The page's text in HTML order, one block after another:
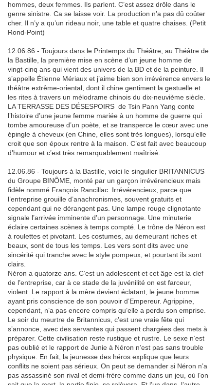
hommes, deux femmes. Ils parlent. C’est assez drôle dans le
genre sinistre. Ca se laisse voir. La production n’a pas dû coûter
cher. Il n’y a qu’un rideau noir, une table et quatre chaises. (Petit
Rond-Point)
12.06.86 - Toujours dans le Printemps du Théâtre, au Théâtre de
la Bastille, la première mise en scène d’un jeune homme de
vingt-cinq ans qui vient des univers de la BD et de la peinture. Il
s’appelle Étienne Mériaux et j’aime bien son irrévérence envers le
théâtre extrême-oriental, dont il chine gentiment la gestuelle et
les rites à travers un mélodrame chinois du dix-neuvième siècle.
LA TERRASSE DES DÉSESPOIRS de Tsin Pann Yang conte
l’histoire d’une jeune femme mariée à un homme de guerre qui
tombe amoureuse d’un poète, et se transperce le cœur avec une
épingle à cheveux (en Chine, elles sont très longues), lorsqu’elle
croit que son époux rentre à la maison. C’est fait avec beaucoup
d’humour et c’est très remarquablement maîtrisé.
12.06.86 - Toujours à la Bastille, voici le singulier BRITANNICUS
du Groupe BINÔME, monté par un garçon irrévérencieux mais
fidèle nommé François Rancillac. Irrévérencieux, parce que
l’entreprise grouille d’anachronismes, souvent gratuits et
cependant qui ne dérangent pas. Une lampe rouge clignotante
signale l’arrivée imminente d’un personnage. Une minuterie
éclaire certaines scènes à temps compté. Le trône de Néron est
à roulettes et pivotant. Les costumes, au demeurant riches et
beaux, sont de tous les temps. Les vers sont dits avec une
sincérité qui tranche avec le style pompeux, et pourtant ils sont
clairs.
Néron a quatorze ans. C’est un adolescent et cet âge est la clef
de l’entreprise, car à ce stade de la juvénilité on est farceur,
violent. Le rapport à la mère devient éclatant, le jeune homme
ayant pris conscience de son pouvoir d’Empereur. Agrippine,
cependant, n’a pas encore compris qu’elle a perdu son emprise.
Le soir du meurtre de Britannicus, c’est une vraie fête qui
s’annonce, avec des servantes qui passent chargées des mets à
préparer. Cette civilisation reste rustique et rustre. Le sexe n’est
pas oublié et le rapport de Junie à Néron n’est pas sans trouble
physique. En fait, la jeunesse des héros explique que leurs
conflits ne soient pas sérieux. On peut se demander si Néron n’a
pas assassiné son rival et demi-frère comme dans un jeu, où l’on